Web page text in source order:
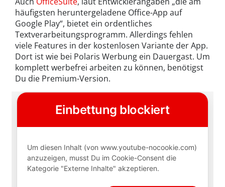
häufigsten heruntergeladene Office-App auf
Google Play“, bietet ein ordentliches
Textverarbeitungsprogramm. Allerdings fehlen
viele Features in der kostenlosen Variante der App.
Dort ist wie bei Polaris Werbung ein Dauergast. Um
komplett werbefrei arbeiten zu können, benötigst
Du die Premium-Version.